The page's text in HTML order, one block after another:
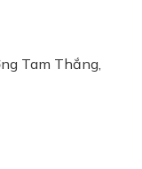
Tam Thắng,